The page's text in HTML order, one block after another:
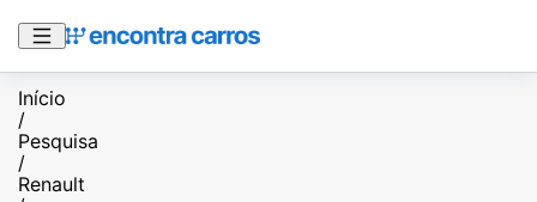
Início
/
Pesquisa
/
Renault